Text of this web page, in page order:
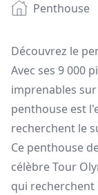
Penthouse
Découvrez le
Avec ses 9 000
imprenables
penthouse est
recherchent le
Ce penthouse
célèbre Tour
qui recherchent